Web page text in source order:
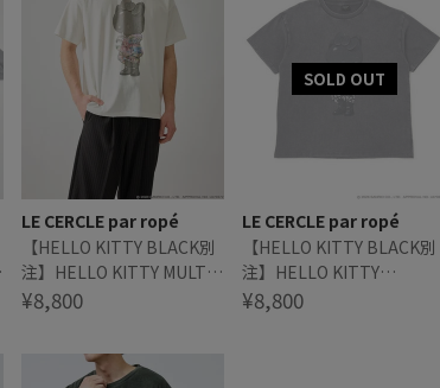
LE CERCLE par ropé
【HELLO KITTY BLACK別
注】HELLO KITTY MULTI
HOODIE Tシャツ
¥8,800
LE CERCLE par ropé
【HELLO KITTY BLACK別
注】HELLO KITTY
RIBBON HOODIE Tシャツ
¥8,800